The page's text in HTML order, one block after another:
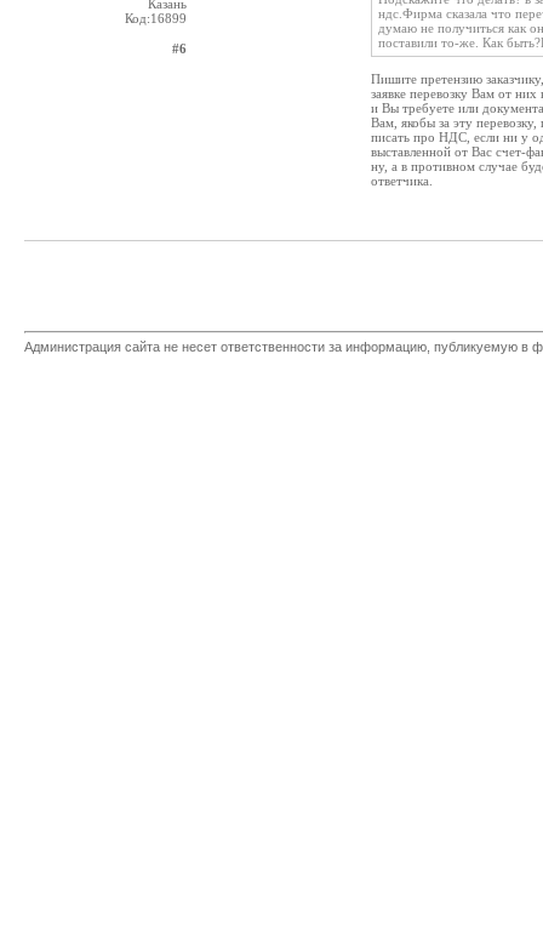
Казань
Код:16899
#6
ндс.Фирма сказала что
думаю не получиться как
поставили то-же. Как
Пишите претензию
заявке перевозку Вам от
и Вы требуете или
Вам, якобы за эту
писать про НДС, если ни у
выставленной от Вас счет-
ну, а в противном случае
ответчика.
Администрация сайта не несет ответственности за информацию, публикуемую